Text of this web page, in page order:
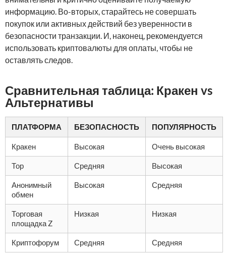
информацию. Во-вторых, старайтесь не совершать
покупок или активных действий без уверенности в
безопасности транзакции. И, наконец, рекомендуется
использовать криптовалюты для оплаты, чтобы не
оставлять следов.
Сравнительная таблица: Кракен vs
Альтернативы
ПЛАТФОРМА БЕЗОПАСНОСТЬ ПОПУЛЯРНОСТЬ
Кракен Высокая Очень высокая
Тор Средняя Высокая
Анонимный
обмен
Высокая Средняя
Торговая
площадка Z
Низкая Низкая
Криптофорум Средняя Средняя